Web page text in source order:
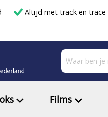
Altijd met track en trace
Films